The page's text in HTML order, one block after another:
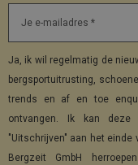
Je e-mailadres *
Ja, ik wil regelmatig de
bergsportuitrusting,
trends en af en toe
ontvangen. Ik kan
"Uitschrijven" aan het einde
Bergzeit GmbH